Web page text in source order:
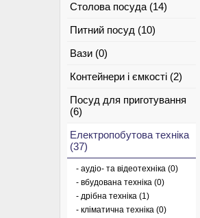
Столова посуда (14)
Питний посуд (10)
Вази (0)
Контейнери і ємкості (2)
Посуд для приготування
(6)
Електропобутова техніка
(37)
- аудіо- та відеотехніка (0)
- вбудована техніка (0)
- дрібна техніка (1)
- кліматична техніка (0)